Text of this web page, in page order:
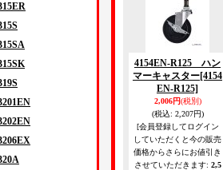
4154EN-R125 ハン
マーキャスター[4154
EN-R125]
2,006円(税別)
(税込: 2,207円)
[会員登録してログイン
していただくと今の販売
価格からさらにお値引き
させていただきます: 2,5